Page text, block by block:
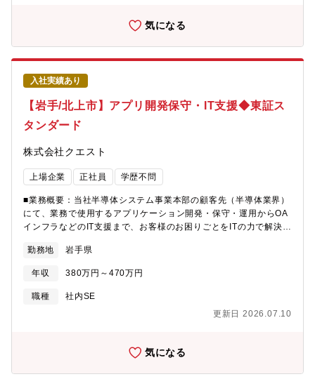
気になる
入社実績あり
【岩手/北上市】アプリ開発保守・IT支援◆東証ス
タンダード
株式会社クエスト
上場企業 正社員 学歴不問
■業務概要：当社半導体システム事業本部の顧客先（半導体業界）
にて、業務で使用するアプリケーション開発・保守・運用からOA
インフラなどのIT支援まで、お客様のお困りごとをITの力で解決し
ョン開発・保守・運用（Java）・生産管理システムの開発/保守・
デプロイ/リリース・データベースメンテナンス・インシデント対
応◇OAインフラ支援・サーバー管理・キッティング・問い合わせ
対応・各種申請対応
勤務地 岩手県
年収 380万円～470万円
職種
社内SE
更新日 2026.07.10
気になる